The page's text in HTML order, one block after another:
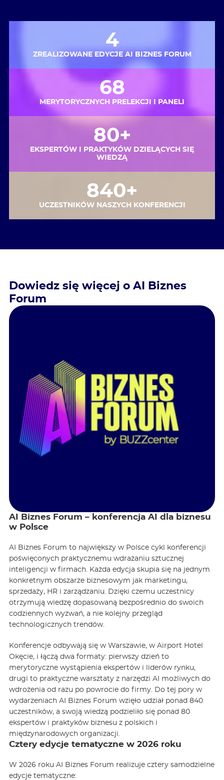
4
ZREALIZOWANE EDYCJE AI BIZNES FORUM
68
MERYTORYCZNYCH PRELEKCJI I PANELI
80+
EKSPERTÓW I PRAKTYKÓW DZIELĄCYCH SIĘ
WIEDZĄ
840+
UCZESTNIKÓW NASZYCH KONFERENCJI
Dowiedz się więcej o AI Biznes
Forum
AI Biznes Forum – konferencja AI dla biznesu
w Polsce
AI Biznes Forum to największy w Polsce cykl konferencji
poświęconych praktycznemu wdrażaniu sztucznej
inteligencji w firmach. Każda edycja skupia się na jednym
konkretnym obszarze biznesowym jak marketingu,
sprzedaży, HR i zarządzaniu. Dzięki czemu uczestnicy
otrzymują wiedzę dopasowaną bezpośrednio do swoich
codziennych wyzwań, a nie kolejny przegląd
technologicznych trendów.
Konferencje odbywają się w Warszawie, w Airport Hotel
Okęcie, i łączą dwa formaty: pierwszy dzień to
merytoryczne wystąpienia ekspertów i liderów rynku,
drugi to praktyczne warsztaty z narzędzi AI możliwych do
wdrożenia od razu po powrocie do firmy. Do tej pory w
wydarzeniach AI Biznes Forum wzięło udział ponad 840
uczestników, a swoją wiedzą podzieliło się ponad 80
ekspertów i praktyków biznesu z polskich i
międzynarodowych organizacji.
Cztery edycje tematyczne w 2026 roku
W 2026 roku AI Biznes Forum realizuje cztery samodzielne
edycje tematyczne: